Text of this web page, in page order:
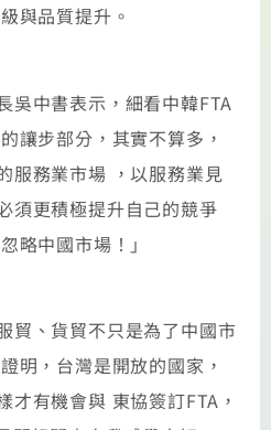
與品質提升。
中書表示，細看中韓FTA
讓步部分，其實不算多，
服務業市場 ，以服務業見
須更積極提升自己的競爭
略中國市場！」
、貨貿不只是為了中國市
明，台灣是開放的國家，
才有機會與 東協簽訂FTA，